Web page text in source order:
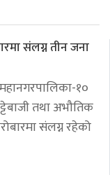
संलग्न तीन जना
१०
तथा अभौतिक
संलग्न रहेको